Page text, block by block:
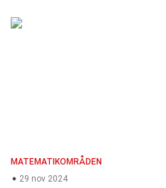
MATEMATIKOMRÅDEN
29 nov 2024